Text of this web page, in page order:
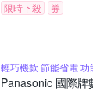
限時下殺
券
輕巧機款 節能省電 功
Panasonic 國際牌